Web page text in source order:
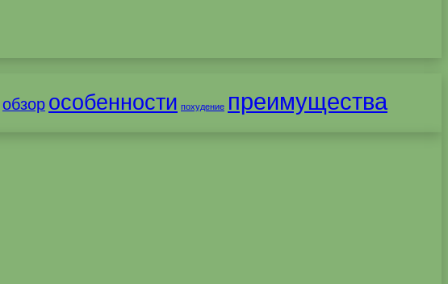
обзор особенности похудение преимущества